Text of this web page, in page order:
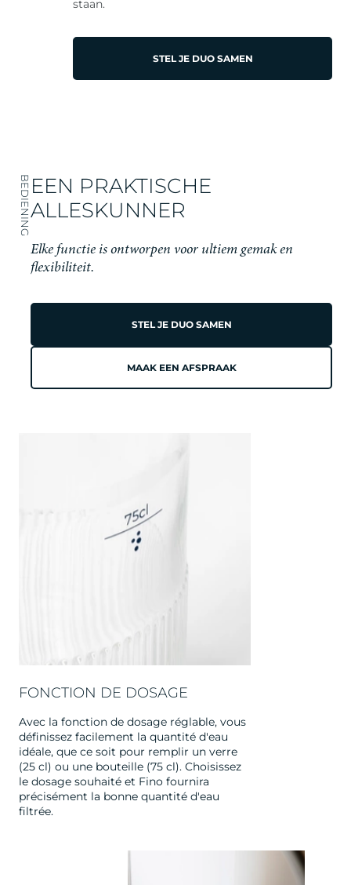
staan.
STEL JE DUO SAMEN
BEDIENINGEEN PRAKTISCHE
ALLESKUNNER
Elke functie is ontworpen voor ultiem gemak en
flexibiliteit.
STEL JE DUO SAMEN
MAAK EEN AFSPRAAK
FONCTION DE DOSAGE
Avec la fonction de dosage réglable, vous
définissez facilement la quantité d'eau
idéale, que ce soit pour remplir un verre
(25 cl) ou une bouteille (75 cl). Choisissez
le dosage souhaité et Fino fournira
précisément la bonne quantité d'eau
filtrée.